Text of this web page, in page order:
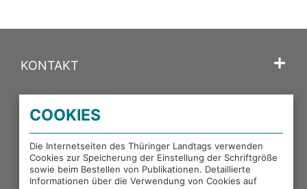
KONTAKT
PORTALE DES THÜRINGER LANDTAGS
EXTERNE LINKS
COOKIES
Die Internetseiten des Thüringer Landtags verwenden
Cookies zur Speicherung der Einstellung der Schriftgröße
sowie beim Bestellen von Publikationen. Detaillierte
Informationen über die Verwendung von Cookies auf